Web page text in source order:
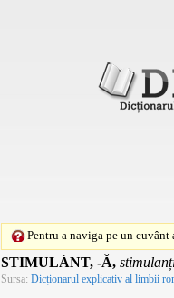
Pentru a naviga pe un cuvânt
STIMULÁNT, -Ă,
Sursa: Dicționarul explicativ al limbii